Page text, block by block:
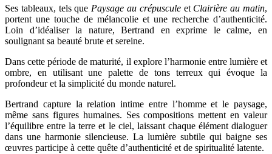
Ses tableaux, tels que Paysage au crépusculeet Clairière au matin,
portent une touche de mélancolie et une recherche d’authenticité.
Loin d’idéaliser la nature, Bertrand en exprime le calme, en
soulignant sa beauté brute et sereine.
Dans cette période de maturité, il explore l’harmonie entre lumière et
ombre, en utilisant une palette de tons terreux qui évoque la
profondeur et la simplicité du monde naturel.
Bertrand capture la relation intime entre l’homme et le paysage,
même sans figures humaines. Ses compositions mettent en valeur
l’équilibre entre la terre et le ciel, laissant chaque élément dialoguer
dans une harmonie silencieuse. La lumière subtile qui baigne ses
œuvres participe à cette quête d’authenticité et de spiritualité latente.